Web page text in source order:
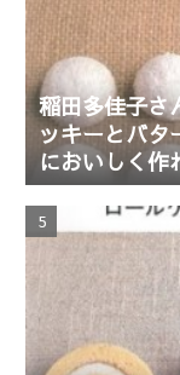
稲田多佳子さ
ッキーとバ
においしく作